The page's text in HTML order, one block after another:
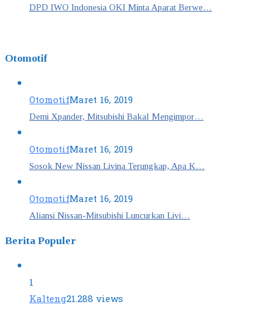
DPD IWO Indonesia OKI Minta Aparat Berwe…
Otomotif
OtomotifMaret 16, 2019
Demi Xpander, Mitsubishi Bakal Mengimpor…
OtomotifMaret 16, 2019
Sosok New Nissan Livina Terungkap, Apa K…
OtomotifMaret 16, 2019
Aliansi Nissan-Mitsubishi Luncurkan Livi…
Berita Populer
1
Kalteng21.288 views